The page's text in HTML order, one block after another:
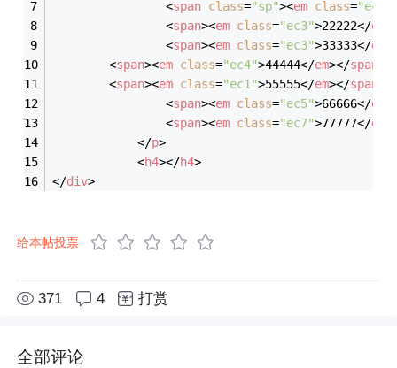
<span class="sp"><em class="ec"
<span><em class="ec3">22222</em
<span><em class="ec3">33333</em
<span><em class="ec4">44444</em></span
<span><em class="ec1">55555</em></span
<span><em class="ec5">66666</em
<span><em class="ec7">77777</em
</p>
<h4></h4>
</div>
给本帖投票
371 4 打赏
全部评论